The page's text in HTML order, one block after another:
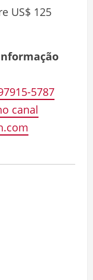
US$ 125
5787
canal